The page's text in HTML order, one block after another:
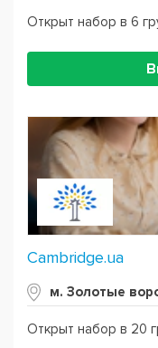
Открыт набор в 6
Cambridge.ua
м. Золотые
Открыт набор в 20